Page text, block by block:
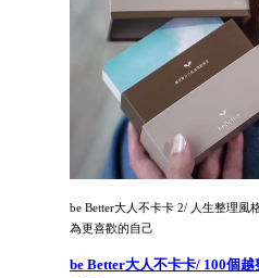
be Better大人不卡卡 2/ 人生整理風
為更喜歡的自己
be Better大人不卡卡/ 100個